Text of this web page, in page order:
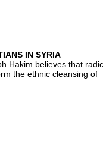
IN SYRIA
Hakim believes that
the ethnic cleansing of